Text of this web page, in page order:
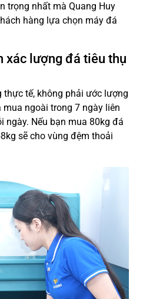
trọng nhất mà Quang Huy
hàng lựa chọn máy đá
xác lượng đá tiêu thụ
tế, không phải ước lượng
ngoài trong 7 ngày liên
ngày. Nếu bạn mua 80kg đá
sẽ cho vùng đệm thoải